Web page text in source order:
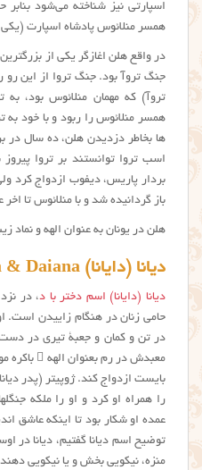
اسپارتی نیز شناخته می‌شود بنابر
همسر منلائوس پادشاه اسپارت (یکی
در واقع هلن اغازگر یکی از
جنگ تروآ بود. جنگ تروا از این رو
تروآ) که مهمان منلائوس بود، به
همسر منلائوس را ربود و با خود به
ها بخاطر دزدیدن هلن، ده سال در
اسب تروا توانستند بر تروا
بردار پاریس، دیفوب ازدواج کرد
باز گردانیده شد و با منلائوس تا
هلن در یونان به عنوان الهه و نماد
دیانا (دایانا) Diana & Daiana
دیانا (دایانا) اسم دختر با د، در
حامی زنان در هنگام زاییدن است.
در تن و کمان و جعبۀ تیری در
معبدش در رم بعنوان الهه ٔ باکره
بایست ازدواج کند. ژوپیتر (پدر
را همراه او کرد و او را ملکه
عمده او شکار بود تا اینکه عاشق
توضیح اسم دیانا گفتیم، دیانا در
منزه، نیکویی بخش و یا نیکویی